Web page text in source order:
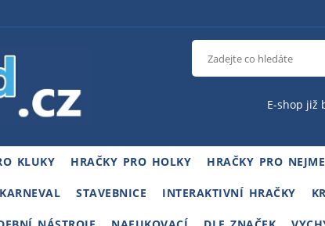
E-shop již
KLUKY HRAČKY PRO HOLKY HRAČKY PRO
STAVEBNICE INTERAKTIVNÍ HRAČKY